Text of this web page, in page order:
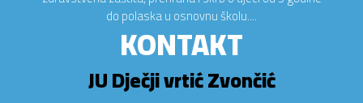
do polaska u osnovnu školu....
KONTAKT
JU Dječji vrtić Zvončić